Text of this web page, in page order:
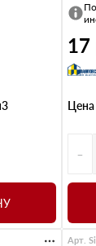
17
Цена
-
Арт.